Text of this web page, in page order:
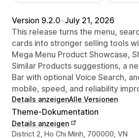
Version 9.2.0•July 21, 2026
This release turns the menu,
cards into stronger selling tools
Mega Menu Product Showcase,
Similar Products suggestions, a
Bar with optional Voice Search,
mobile, speed, and reliability
Details anzeigenAlle Versionen
Theme-Dokumentation
Details anzeigen
Designer-Kontaktdaten
District 2, Ho Chi Minh, 700000, VN